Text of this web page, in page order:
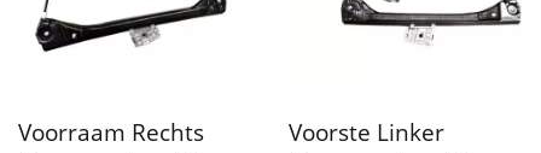
Voorraam Rechts
Voorste Linker